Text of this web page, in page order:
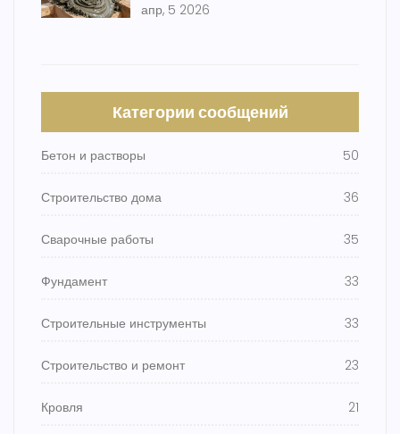
апр, 5 2026
Категории сообщений
Бетон и растворы 50
Строительство дома 36
Сварочные работы 35
Фундамент 33
Строительные инструменты 33
Строительство и ремонт 23
Кровля 21